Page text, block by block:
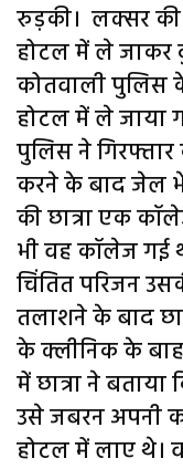
रुड़की। लक्सर की
होटल में ले जाकर
कोतवाली पुलिस
होटल में ले जाया
पुलिस ने गिरफ्तार
करने के बाद जेल
की छात्रा एक
भी वह कॉलेज गई
चिंतित परिजन
तलाशने के बाद
के क्लीनिक के
में छात्रा ने
उसे जबरन अपनी
होटल में लाए थे।